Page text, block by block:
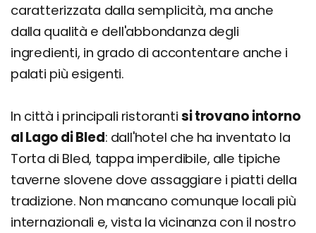
caratterizzata dalla semplicità, ma anche
dalla qualità e dell'abbondanza degli
ingredienti, in grado di accontentare anche i
palati più esigenti.
In città i principali ristoranti si trovano intorno
al Lago di Bled: dall'hotel che ha inventato la
Torta di Bled, tappa imperdibile, alle tipiche
taverne slovene dove assaggiare i piatti della
tradizione. Non mancano comunque locali più
internazionali e, vista la vicinanza con il nostro